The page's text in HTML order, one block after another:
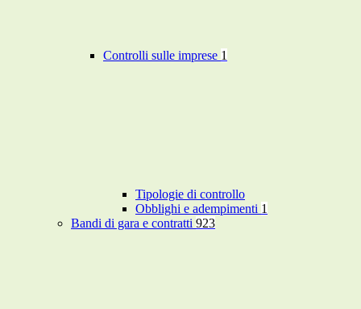
Controlli sulle imprese 1
Tipologie di controllo
Obblighi e adempimenti 1
Bandi di gara e contratti 923